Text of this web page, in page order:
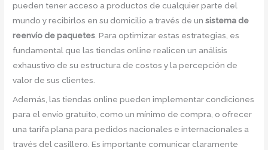
pueden tener acceso a productos de cualquier parte del
mundo y recibirlos en su domicilio a través de unsistema de
reenvío de paquetes. Para optimizar estas estrategias, es
fundamental que las tiendas online realicen un análisis
exhaustivo de su estructura de costos y la percepción de
valor de sus clientes.
Además, las tiendas online pueden implementar condiciones
para el envío gratuito, como un mínimo de compra, o ofrecer
una tarifa plana para pedidos nacionales e internacionales a
través del casillero. Es importante comunicar claramente